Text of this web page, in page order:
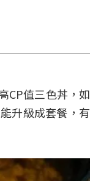
CP值三色丼，如
升級成套餐，有